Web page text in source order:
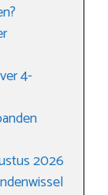
4-
2026